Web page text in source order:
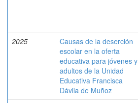
2025
Causas de la deserción
escolar en la oferta
educativa para jóvenes y
adultos de la Unidad
Educativa Francisca
Dávila de Muñoz